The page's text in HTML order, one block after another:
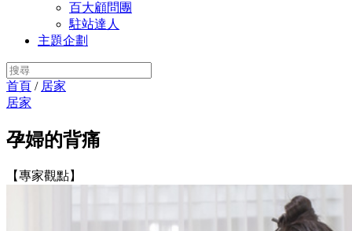
百大顧問團
駐站達人
主題企劃
首頁 / 居家
居家
孕婦的背痛
【專家觀點】